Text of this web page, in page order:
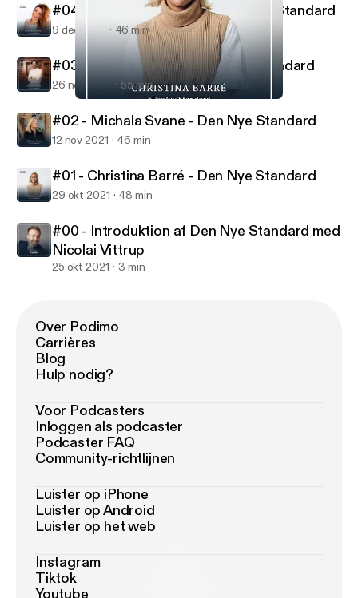
Den Nye Standard
#04 - Ditte Julie Jensen - Den Nye Standard
9 dec 2021 46 min
#03 - Nikolaj Koppel - Den Nye Standard
26 nov 2021 55 min
#02 - Michala Svane - Den Nye Standard
12 nov 2021 46 min
#01 - Christina Barré - Den Nye Standard
29 okt 2021 48 min
#00 - Introduktion af Den Nye Standard med
Nicolai Vittrup
25 okt 2021 3 min
Over Podimo
Carrières
Blog
Hulp nodig?
Voor Podcasters
Inloggen als podcaster
Podcaster FAQ
Community-richtlijnen
Luister op iPhone
Luister op Android
Luister op het web
Instagram
Tiktok
Youtube